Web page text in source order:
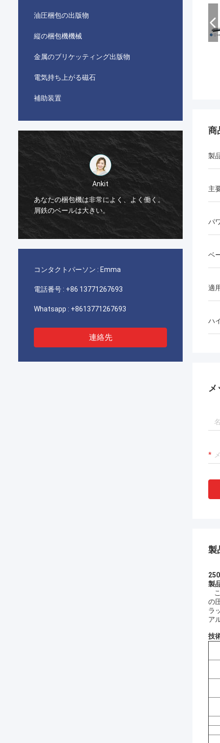
油圧梱包の出版物
縦の梱包機機械
金属のブリケッティング出版物
電気持ち上がる磁石
補助装置
非常によく、よく働く。
Manu
梱包機機械は非常によく働く。
コンタクトパーソン : Emma
電話番号 : +86 13771267693
Whatsapp : +8613771267693
連絡先
商
製
主
パ
ベ
適
ハ
製
製
の
ラ
ア
技